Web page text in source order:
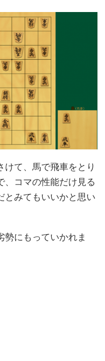
けて、馬で飛車をとり
、コマの性能だけ見る
とみてもいいかと思い
勢にもっていかれま